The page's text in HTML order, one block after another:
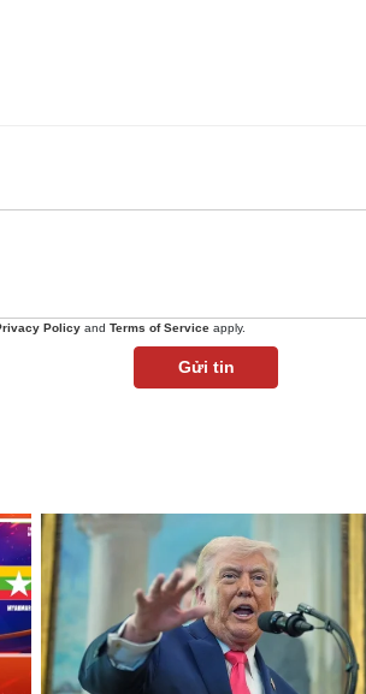
Policy and Terms of Service apply.
Gửi tin